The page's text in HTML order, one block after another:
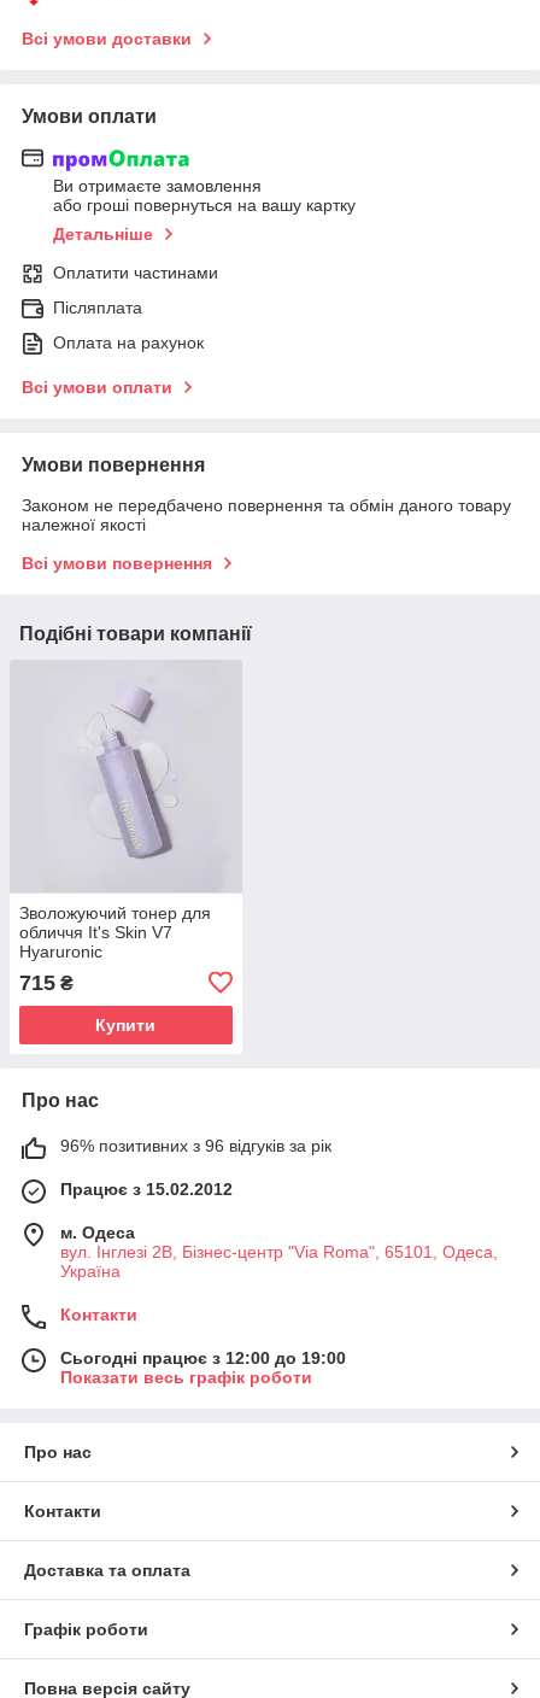
Всі умови доставки
Умови оплати
Ви отримаєте замовлення
або гроші повернуться на вашу картку
Детальніше
Оплатити частинами
Післяплата
Оплата на рахунок
Всі умови оплати
Умови повернення
Законом не передбачено повернення та обмін даного товару
належної якості
Всі умови повернення
Подібні товари компанії
Зволожуючий тонер для
обличчя It's Skin V7
Hyaruronic
Moisturizer+Glow Toner150
ml
715 ₴
Купити
Про нас
96% позитивних з 96 відгуків за рік
Працює з 15.02.2012
м. Одеса
вул. Інглезі 2В, Бізнес-центр "Via Roma", 65101, Одеса,
Україна
Контакти
Сьогодні працює з 12:00 до 19:00
Показати весь графік роботи
Про нас
Контакти
Доставка та оплата
Графік роботи
Повна версія сайту